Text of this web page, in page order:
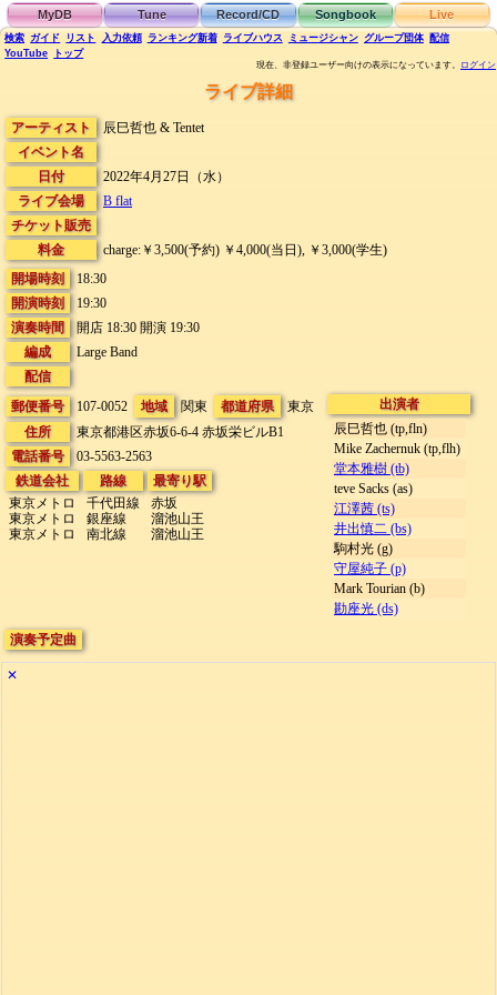
MyDB Tune Record/CD Songbook Live
検索 ガイド リスト 入力依頼 ランキング新着 ライブハウス ミュージシャン グループ団体 配信
YouTube
トップ
現在、非登録ユーザー向けの表示になっています。 ログイン
ライブ詳細
アーティスト
辰巳哲也 & Tentet
イベント名
日付
2022年4月27日（水）
ライブ会場
B flat
チケット販売
料金
charge:￥3,500(予約) ￥4,000(当日), ￥3,000(学生)
開場時刻
18:30
開演時刻
19:30
演奏時間
開店 18:30 開演 19:30
編成
Large Band
配信
郵便番号
107-0052 地域 関東 都道府県
東京
住所
東京都港区赤坂6-6-4 赤坂栄ビルB1
電話番号
03-5563-2563
鉄道会社
東京メトロ
東京メトロ
東京メトロ
路線
千代田線
銀座線
南北線
最寄り駅
赤坂
溜池山王
溜池山王
出演者
辰巳哲也 (tp,fln)
Mike Zachernuk (tp,flh)
堂本雅樹 (tb)
teve Sacks (as)
江澤茜 (ts)
井出慎二 (bs)
駒村光 (g)
守屋純子 (p)
Mark Tourian (b)
勘座光 (ds)
演奏予定曲
✕